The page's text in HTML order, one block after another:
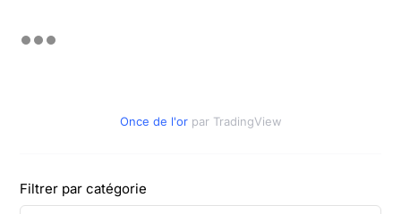
Once de l'or par TradingView
Filtrer par catégorie